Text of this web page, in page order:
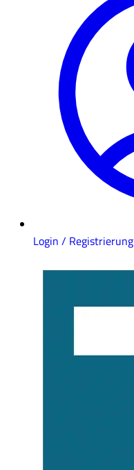
Login / Registrierung